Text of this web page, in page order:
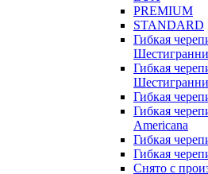
PREMIUM
STANDARD
Гибкая
Гибкая
Гибкая
Гибкая
Americana
Гибкая
Гибкая
Снято с